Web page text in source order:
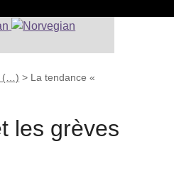
(…) > La tendance «
les grèves